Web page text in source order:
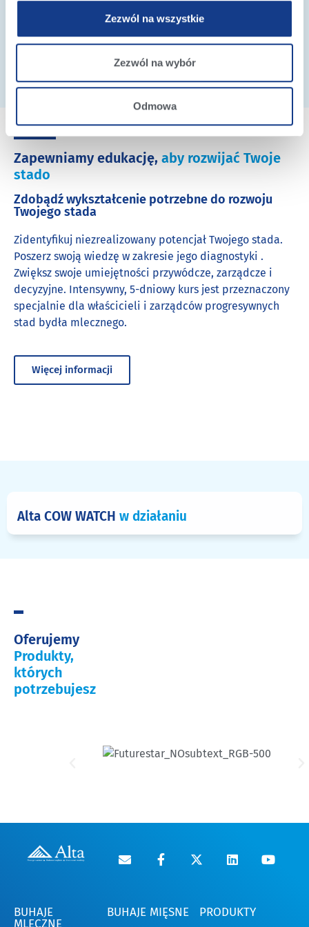
Zezwól na wszystkie
Zezwól na wybór
Odmowa
Więcej informacji
Zapewniamy edukację, aby rozwijać Twoje
stado
Zdobądź wykształcenie potrzebne do rozwoju
Twojego stada
Zidentyfikuj niezrealizowany potencjał Twojego stada.
Poszerz swoją wiedzę w zakresie jego diagnostyki .
Zwiększ swoje umiejętności przywódcze, zarządcze i
decyzyjne. Intensywny, 5-dniowy kurs jest przeznaczony
specjalnie dla właścicieli i zarządców progresywnych
stad bydła mlecznego.
Więcej informacji
Alta COW WATCH w działaniu
Oferujemy
Produkty,
których
potrzebujesz
BUHAJE
MLECZNE
BUHAJE MIĘSNE PRODUKTY